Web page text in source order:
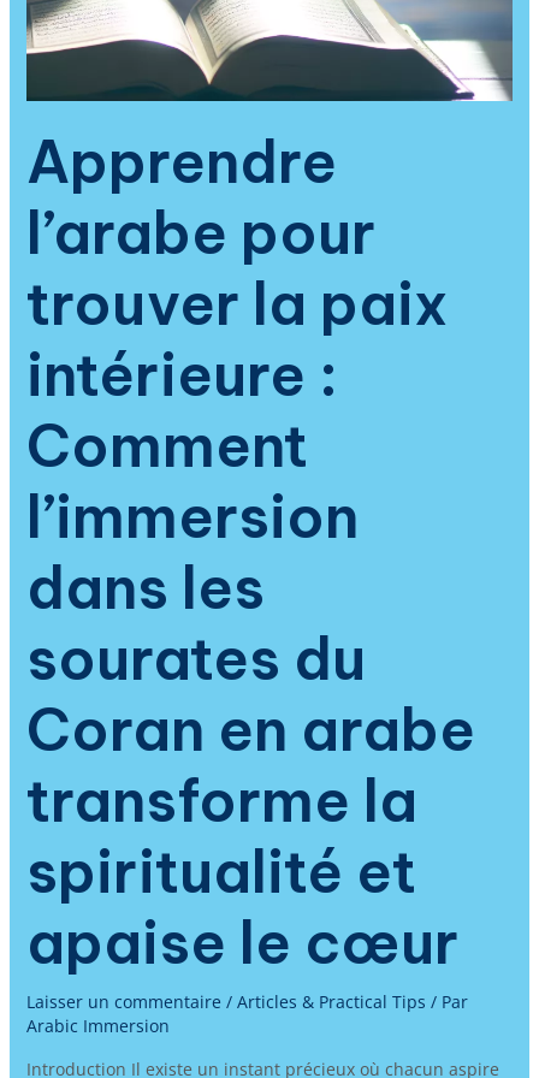
Apprendre
l’arabe pour
trouver la paix
intérieure :
Comment
l’immersion
dans les
sourates du
Coran en arabe
transforme la
spiritualité et
apaise le cœur
Laisser un commentaire / Articles & Practical Tips / Par
Arabic Immersion
Introduction Il existe un instant précieux où chacun aspire
Coran
en
transforme
spiritualité
et
apaise